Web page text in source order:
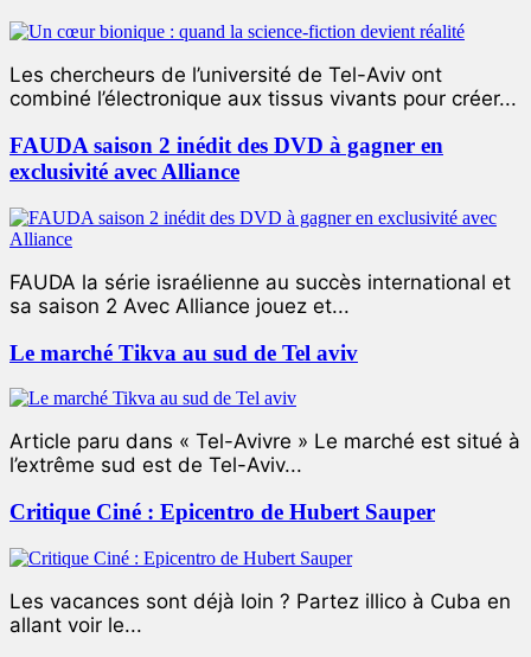
Les chercheurs de l’université de Tel-Aviv ont
combiné l’électronique aux tissus vivants pour créer...
FAUDA saison 2 inédit des DVD à gagner en
exclusivité avec Alliance
FAUDA la série israélienne au succès international et
sa saison 2 Avec Alliance jouez et...
Le marché Tikva au sud de Tel aviv
Article paru dans « Tel-Avivre » Le marché est situé à
l’extrême sud est de Tel-Aviv...
Critique Ciné : Epicentro de Hubert Sauper
Les vacances sont déjà loin ? Partez illico à Cuba en
allant voir le...